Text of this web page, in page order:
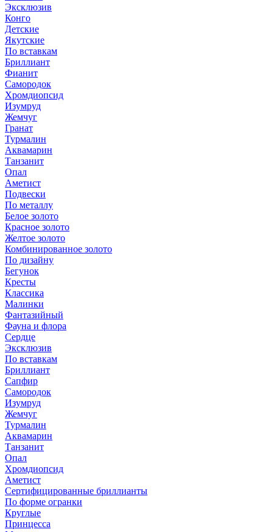
Эксклюзив
Конго
Детские
Якутские
По вставкам
Бриллиант
Фианит
Самородок
Хромдиопсид
Изумруд
Жемчуг
Гранат
Турмалин
Аквамарин
Танзанит
Опал
Аметист
Подвески
По металлу
Белое золото
Красное золото
Желтое золото
Комбинированное золото
По дизайну
Бегунок
Кресты
Классика
Малинки
Фантазийный
Фауна и флора
Сердце
Эксклюзив
По вставкам
Бриллиант
Сапфир
Самородок
Изумруд
Жемчуг
Турмалин
Аквамарин
Танзанит
Опал
Хромдиопсид
Аметист
Сертифицированные бриллианты
По форме огранки
Круглые
Принцесса